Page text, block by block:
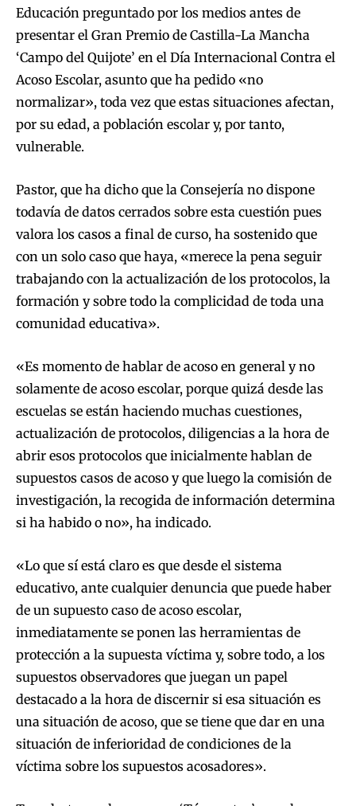
Educación preguntado por los medios antes de
presentar el Gran Premio de Castilla-La Mancha
‘Campo del Quijote’ en el Día Internacional Contra el
Acoso Escolar, asunto que ha pedido «no
normalizar», toda vez que estas situaciones afectan,
por su edad, a población escolar y, por tanto,
vulnerable.
Pastor, que ha dicho que la Consejería no dispone
todavía de datos cerrados sobre esta cuestión pues
valora los casos a final de curso, ha sostenido que
con un solo caso que haya, «merece la pena seguir
trabajando con la actualización de los protocolos, la
formación y sobre todo la complicidad de toda una
comunidad educativa».
«Es momento de hablar de acoso en general y no
solamente de acoso escolar, porque quizá desde las
escuelas se están haciendo muchas cuestiones,
actualización de protocolos, diligencias a la hora de
abrir esos protocolos que inicialmente hablan de
supuestos casos de acoso y que luego la comisión de
investigación, la recogida de información determina
si ha habido o no», ha indicado.
«Lo que sí está claro es que desde el sistema
educativo, ante cualquier denuncia que puede haber
de un supuesto caso de acoso escolar,
inmediatamente se ponen las herramientas de
protección a la supuesta víctima y, sobre todo, a los
supuestos observadores que juegan un papel
destacado a la hora de discernir si esa situación es
una situación de acoso, que se tiene que dar en una
situación de inferioridad de condiciones de la
víctima sobre los supuestos acosadores».